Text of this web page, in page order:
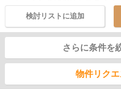
検討リストに追加
さらに条件を
物件リクエ